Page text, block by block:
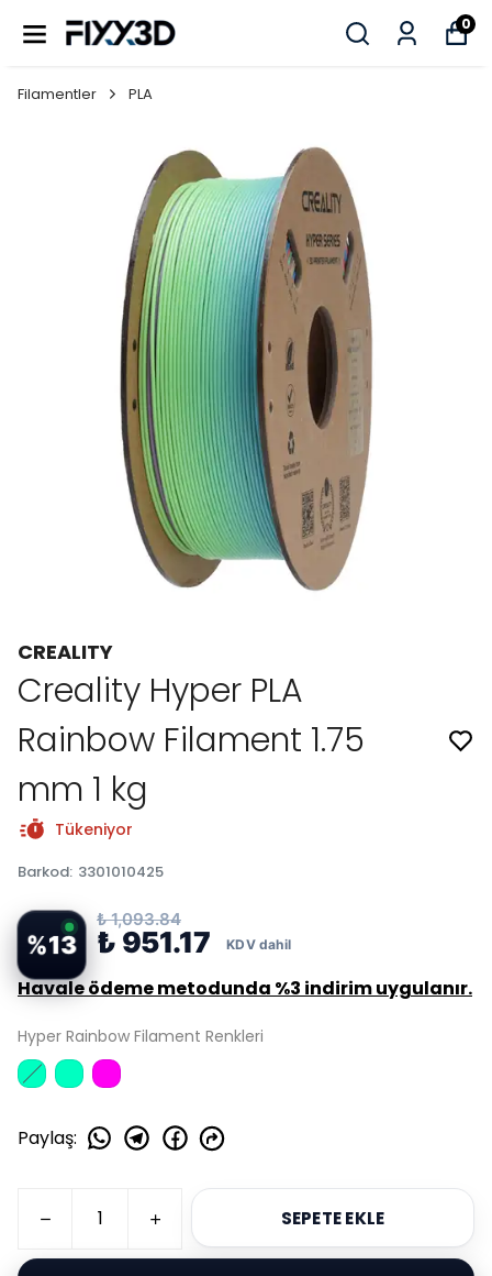
0
Filamentler PLA
CREALITY
Creality Hyper PLA
Rainbow Filament 1.75
mm 1 kg
Tükeniyor
Barkod: 3301010425
%13
₺ 1,093.84
₺ 951.17
Havale ödeme metodunda %3 indirim uygulanır.
Hyper Rainbow Filament Renkleri
Paylaş:
SEPETE EKLE